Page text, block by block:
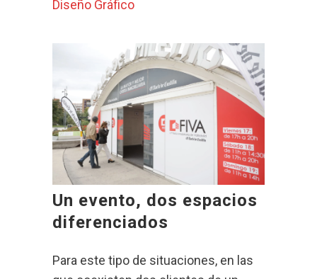
Diseño Gráfico
Un evento, dos espacios
diferenciados
Para este tipo de situaciones, en las